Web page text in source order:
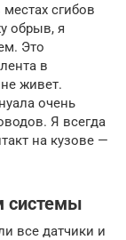
сгибов
обрыв, я
Это
в
живет.
очень
Я всегда
на кузове —
системы
все датчики и